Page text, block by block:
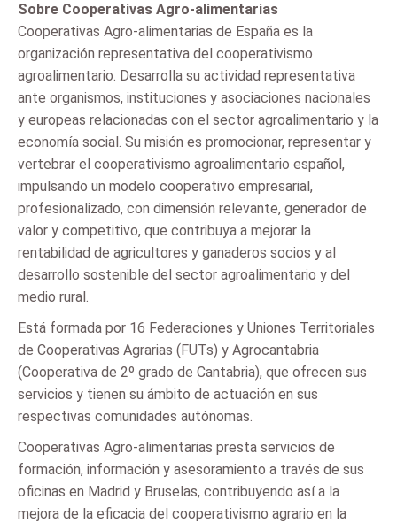
Sobre Cooperativas Agro-alimentarias
Cooperativas Agro-alimentarias de España es la
organización representativa del cooperativismo
agroalimentario. Desarrolla su actividad representativa
ante organismos, instituciones y asociaciones nacionales
y europeas relacionadas con el sector agroalimentario y la
economía social. Su misión es promocionar, representar y
vertebrar el cooperativismo agroalimentario español,
impulsando un modelo cooperativo empresarial,
profesionalizado, con dimensión relevante, generador de
valor y competitivo, que contribuya a mejorar la
rentabilidad de agricultores y ganaderos socios y al
desarrollo sostenible del sector agroalimentario y del
medio rural.
Está formada por 16 Federaciones y Uniones Territoriales
de Cooperativas Agrarias (FUTs) y Agrocantabria
(Cooperativa de 2º grado de Cantabria), que ofrecen sus
servicios y tienen su ámbito de actuación en sus
respectivas comunidades autónomas.
Cooperativas Agro-alimentarias presta servicios de
formación, información y asesoramiento a través de sus
oficinas en Madrid y Bruselas, contribuyendo así a la
mejora de la eficacia del cooperativismo agrario en la